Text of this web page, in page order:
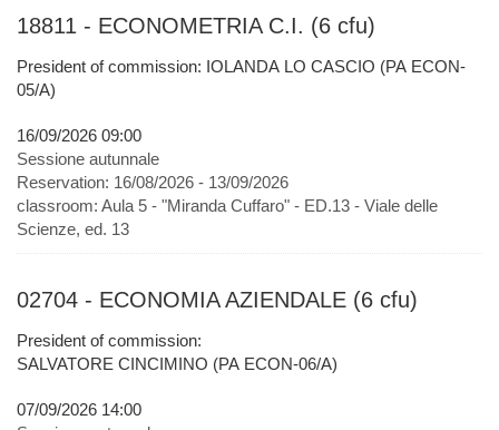
18811 - ECONOMETRIA C.I. (6 cfu)
President of commission: IOLANDA LO CASCIO (PA ECON-
05/A)
16/09/2026 09:00
Sessione autunnale
Reservation: 16/08/2026 - 13/09/2026
classroom: Aula 5 - "Miranda Cuffaro" - ED.13 - Viale delle
Scienze, ed. 13
02704 - ECONOMIA AZIENDALE (6 cfu)
President of commission:
SALVATORE CINCIMINO (PA ECON-06/A)
07/09/2026 14:00